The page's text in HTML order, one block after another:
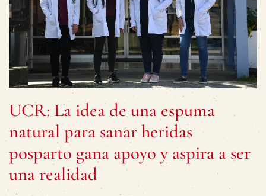
UCR: La idea de una espuma
natural para sanar heridas
posparto gana apoyo y aspira a ser
una realidad